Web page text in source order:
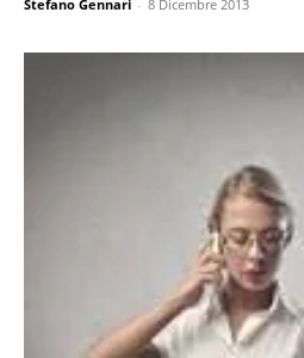
Stefano Gennari - 8 Dicembre 2013